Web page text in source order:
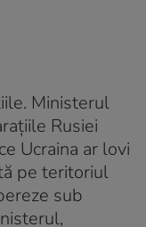
Ministerul
Rusiei
Ucraina ar lovi
pe teritoriul
sub